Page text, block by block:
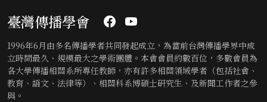
臺灣傳播學會
1996年6月由多名傳播學者共同發起成立，為當前台灣傳播學界中成
立時間最久、規模最大之學術團體。本會會員約數百位，多數會員為
各大學傳播相關系所專任教師，亦有許多相關領域學者（包括社會、
教育、語文、法律等）、相關科系博碩士研究生、及新聞工作者之參
與。